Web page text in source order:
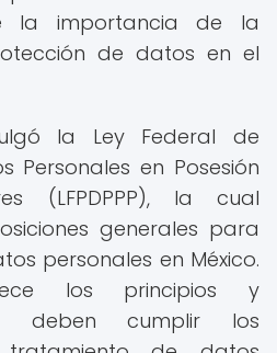
la importancia de la
de datos en el
la Ley Federal de
Personales en Posesión
(LFPDPPP), la cual
generales para
personales en México.
los principios y
deben cumplir los